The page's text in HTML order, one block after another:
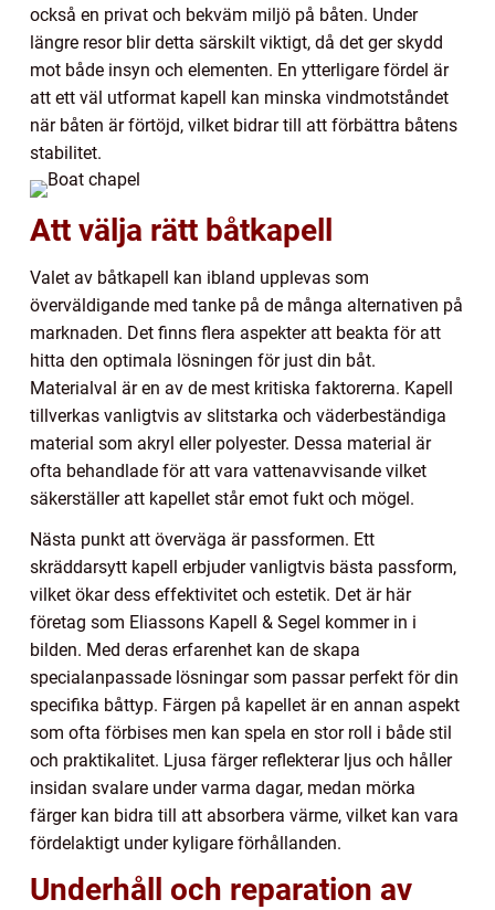
också en privat och bekväm miljö på båten. Under
längre resor blir detta särskilt viktigt, då det ger skydd
mot både insyn och elementen. En ytterligare fördel är
att ett väl utformat kapell kan minska vindmotståndet
när båten är förtöjd, vilket bidrar till att förbättra båtens
stabilitet.
Att välja rätt båtkapell
Valet av båtkapell kan ibland upplevas som
överväldigande med tanke på de många alternativen på
marknaden. Det finns flera aspekter att beakta för att
hitta den optimala lösningen för just din båt.
Materialval är en av de mest kritiska faktorerna. Kapell
tillverkas vanligtvis av slitstarka och väderbeständiga
material som akryl eller polyester. Dessa material är
ofta behandlade för att vara vattenavvisande vilket
säkerställer att kapellet står emot fukt och mögel.
Nästa punkt att överväga är passformen. Ett
skräddarsytt kapell erbjuder vanligtvis bästa passform,
vilket ökar dess effektivitet och estetik. Det är här
företag som Eliassons Kapell & Segel kommer in i
bilden. Med deras erfarenhet kan de skapa
specialanpassade lösningar som passar perfekt för din
specifika båttyp. Färgen på kapellet är en annan aspekt
som ofta förbises men kan spela en stor roll i både stil
och praktikalitet. Ljusa färger reflekterar ljus och håller
insidan svalare under varma dagar, medan mörka
färger kan bidra till att absorbera värme, vilket kan vara
fördelaktigt under kyligare förhållanden.
Underhåll och reparation av